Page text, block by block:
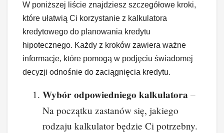
W poniższej liście znajdziesz szczegółowe kroki,
które ułatwią Ci korzystanie z kalkulatora
kredytowego do planowania kredytu
hipotecznego. Każdy z kroków zawiera ważne
informacje, które pomogą w podjęciu świadomej
decyzji odnośnie do zaciągnięcia kredytu.
Wybór odpowiedniego kalkulatora –
Na początku zastanów się, jakiego
rodzaju kalkulator będzie Ci potrzebny.